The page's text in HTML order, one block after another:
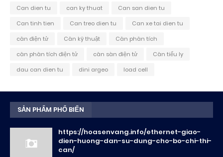
Can dien tu
can ky thuat
Can san dien tu
Can tinh tien
Can treo dien tu
Can xe tai dien tu
cân điện tử
Cân kỹ thuật
Cân phân tích
cân phân tích điện tử
cân sàn điện tử
Cân tiểu ly
dau can dien tu
dini argeo load cell
SẢN PHẨM PHỔ BIẾN
https://hoasenvang.info/ethernet-giao-
dien-huong-dan-su-dung-cho-bo-chi-thi-
can/